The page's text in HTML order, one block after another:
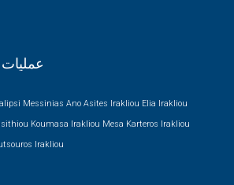
Messinias Ano Asites Irakliou Elia Irakliou
Koumasa Irakliou Mesa Karteros Irakliou
Irakliou